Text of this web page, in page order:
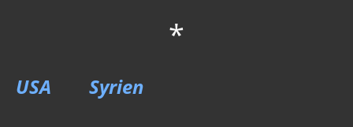
Geschichte 2020
*
USA Syrien